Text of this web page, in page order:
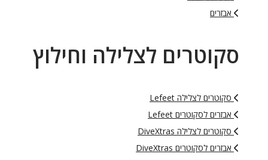
אבזרים
סקוטרים לצלילה וחילוץ
סקוטרים לצלילה Lefeet
אבזרים לסקוטרים Lefeet
סקוטרים לצלילה DiveXtras
אבזרים לסקוטרים DiveXtras